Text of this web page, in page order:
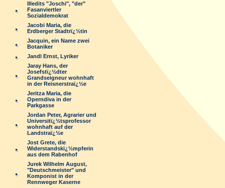
Illedits "Joschi", "der"
Fasanviertler
Sozialdemokrat
Jacobi Maria, die
Erdberger Stadtrï¿½tin
Jacquin, ein Name zwei
Botaniker
Jandl Ernst, Lyriker
Jaray Hans, der
Josefstï¿½dter
Grandseigneur wohnhaft
in der Reisnerstraï¿½e
Jeritza Maria, die
Operndiva in der
Parkgasse
Jordan Peter, Agrarier und
Universitï¿½tsprofessor
wohnhaft auf der
Landstraï¿½e
Jost Grete, die
Widerstandskï¿½mpferin
aus dem Rabenhof
Jurek Wilhelm August,
"Deutschmeister" und
Komponist in der
Rennweger Kaserne